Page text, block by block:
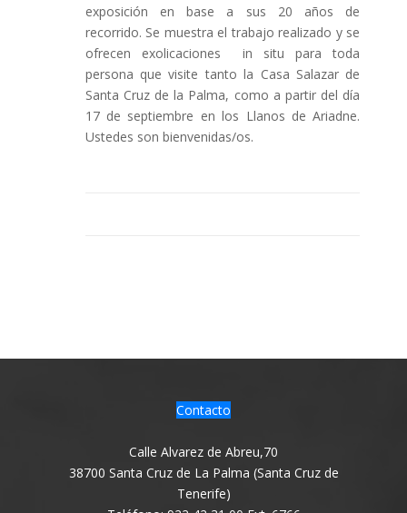
exposición en base a sus 20 años de
recorrido. Se muestra el trabajo realizado y se
ofrecen exolicaciones in situ para toda
persona que visite tanto la Casa Salazar de
Santa Cruz de la Palma, como a partir del día
17 de septiembre en los Llanos de Ariadne.
Ustedes son bienvenidas/os.
Contacto
Calle Alvarez de Abreu,70
38700 Santa Cruz de La Palma (Santa Cruz de
Tenerife)